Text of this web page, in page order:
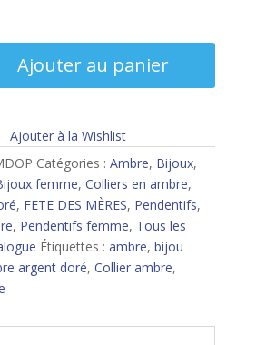
Ajouter au panier
Ajouter à la Wishlist
Catégories : Ambre, Bijoux,
femme, Colliers en ambre,
, FETE DES MÈRES, Pendentifs,
, Pendentifs femme, Tous les
Étiquettes : ambre, bijou
argent doré, Collier ambre,